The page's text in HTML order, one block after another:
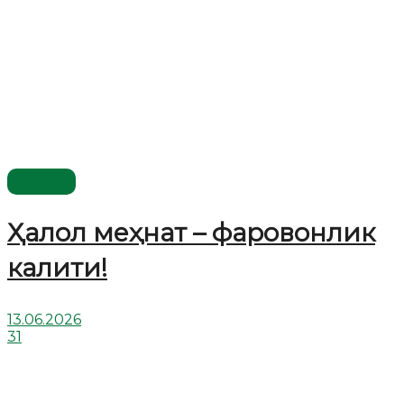
Ҳалол меҳнат – фаровонлик
калити!
13.06.2026
31